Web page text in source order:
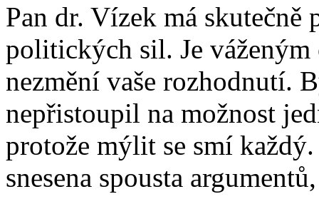
Pan dr. Vízek má skutečně
politických sil. Je váženým
nezmění vaše rozhodnutí.
nepřistoupil na možnost
protože mýlit se smí
snesena spousta